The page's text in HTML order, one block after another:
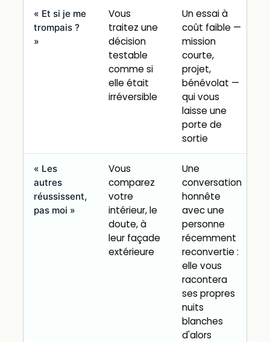
« Et si je me
trompais ?
»
Vous
traitez une
décision
testable
comme si
elle était
irréversible
Un essai à
coût faible —
mission
courte,
projet,
bénévolat —
qui vous
laisse une
porte de
sortie
« Les
autres
réussissent,
pas moi »
Vous
comparez
votre
intérieur, le
doute, à
leur façade
extérieure
Une
conversation
honnête
avec une
personne
récemment
reconvertie :
elle vous
racontera
ses propres
nuits
blanches
d'alors